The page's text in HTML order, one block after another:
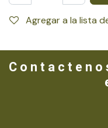
Agregar a la lista
C o n t a c t e n